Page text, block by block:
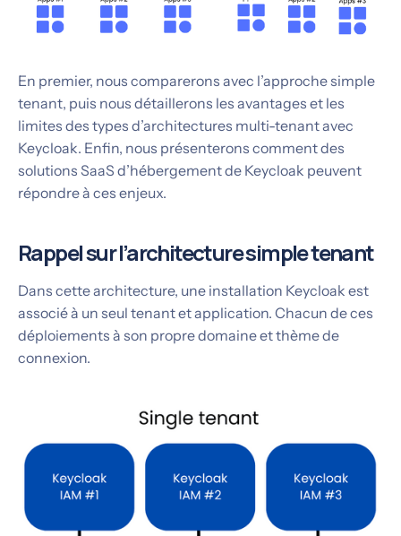
En premier, nous comparerons avec l’approche simple
tenant, puis nous détaillerons les avantages et les
limites des types d’architectures multi-tenant avec
Keycloak. Enfin, nous présenterons comment des
solutions SaaS d’hébergement de Keycloak peuvent
répondre à ces enjeux.
Rappel sur l’architecture simple tenant
Dans cette architecture, une installation Keycloak est
associé à un seul tenant et application. Chacun de ces
déploiements à son propre domaine et thème de
connexion.